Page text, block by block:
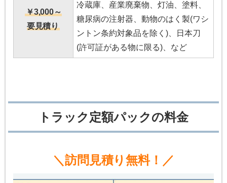
￥3,000～
要見積り
冷蔵庫、産業廃棄物、灯油、塗料、
糖尿病の注射器、動物のはく製(ワシ
ントン条約対象品を除く)、日本刀
(許可証がある物に限る)、など
トラック定額パックの料金
＼訪問見積り無料！／